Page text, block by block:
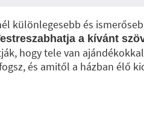
különlegesebb és
a kívánt
hogy tele van
és amitől a házban élő